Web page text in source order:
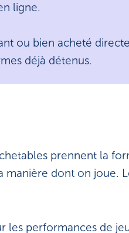
ligne.
ou bien acheté
déjà détenus.
prennent la
manière dont on joue.
les performances de